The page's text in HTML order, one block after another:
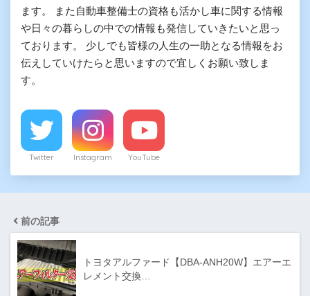
ます。 また自動車整備士の資格も活かし車に関する情報
や日々の暮らしの中での情報も発信していきたいと思っ
ております。 少しでも皆様の人生の一助となる情報をお
伝えしていけたらと思いますので宜しくお願い致しま
す。
Twitter Instagram YouTube
前の記事
トヨタアルファード【DBA-ANH20W】エアーエ
レメント交換…